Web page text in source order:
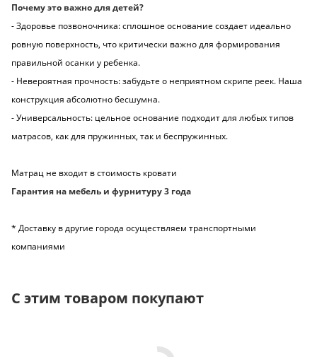
Почему это важно для детей?
- Здоровье позвоночника: сплошное основание создает идеально
ровную поверхность, что критически важно для формирования
правильной осанки у ребенка.
- Невероятная прочность: забудьте о неприятном скрипе реек. Наша
конструкция абсолютно бесшумна.
- Универсальность: цельное основание подходит для любых типов
матрасов, как для пружинных, так и беспружинных.
Матрац не входит в стоимость кровати
Гарантия на мебель и фурнитуру 3 года
* Доставку в другие города осуществляем транспортными
компаниями
С этим товаром покупают